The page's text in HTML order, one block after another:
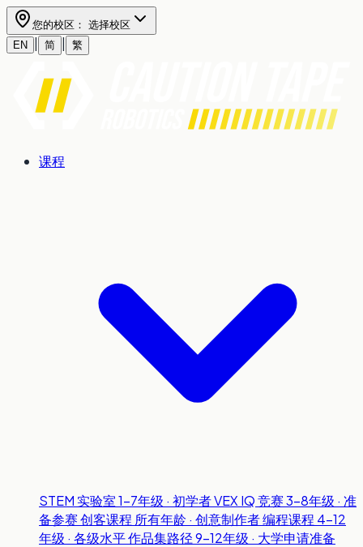
您的校区： 选择校区
EN
简 繁
课程
STEM 实验室1-7年级 · 初学者VEX IQ 竞赛3-8年级 · 准
备参赛创客课程 所有年龄 · 创意制作者编程课程 4-12
年级 · 各级水平作品集路径9-12年级 · 大学申请准备